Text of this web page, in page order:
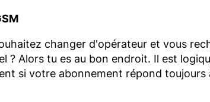
changer d'opérateur et vous
Alors tu es au bon endroit. Il est
si votre abonnement répond toujours